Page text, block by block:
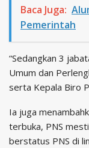
Baca Juga:
Pemerintah
“Sedangkan 3
Umum dan
serta Kepala Biro
Ia juga
terbuka, PNS
berstatus PNS di